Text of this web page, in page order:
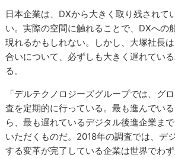
日本企業は、DXから大きく取り残されて
い。実際の空間に触れることで、DXへの
現れるかもしれない。しかし、大塚社長
合いについて、必ずしも大きく遅れてい
る。
「デルテクノロジーズグループでは、グ
査を定期的に行っている。最も進んでい
ら、最も遅れているデジタル後進企業ま
いただくものだ。2018年の調査では、デ
する変革が完了している企業は世界でわ